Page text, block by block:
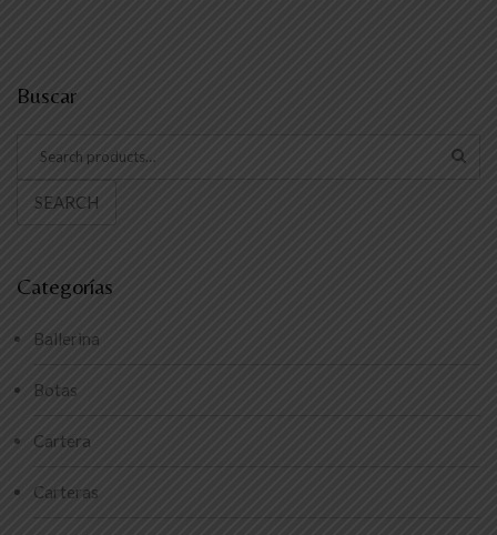
Buscar
SEARCH
Categorías
Ballerina
Botas
Cartera
Carteras